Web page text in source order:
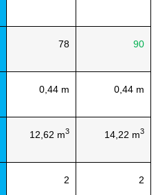
78 90
0,44 m 0,44 m
12,62 m3 14,22 m3
2 2